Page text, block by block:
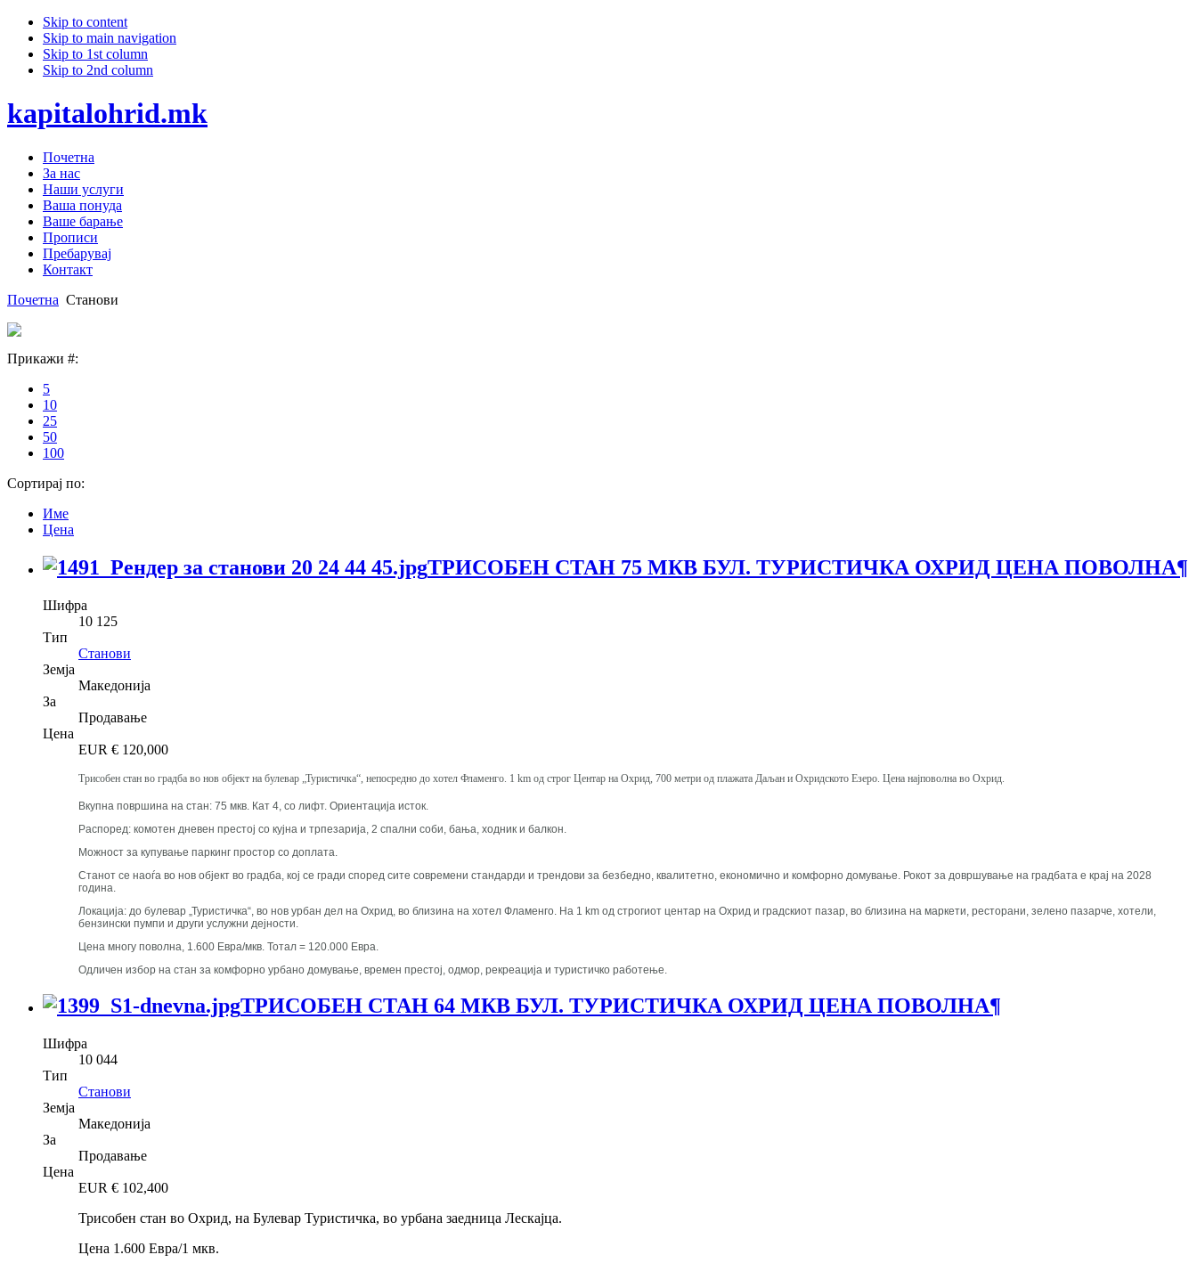
Skip to content
Skip to main navigation
Skip to 1st column
Skip to 2nd column
kapitalohrid.mk
Почетна
За нас
Наши услуги
Ваша понуда
Ваше барање
Прописи
Пребарувај
Контакт
Почетна Станови
Прикажи #:
5
10
25
50
100
Сортирај по:
Име
Цена
ТРИСОБЕН СТАН 75 МКВ БУЛ. ТУРИСТИЧКА ОХРИД ЦЕНА ПОВОЛНА¶
Шифра
10 125
Тип
Станови
Земја
Македонија
За
Продавање
Цена
EUR € 120,000
Трисобен стан во градба во нов објект на булевар „Туристичка“, непосредно до хотел Фламенго. 1 km од строг Центар на Охрид, 700 метри од плажата Даљан и Охридското Езеро. Цена најповолна во Охрид.
Вкупна површина на стан: 75 мкв. Кат 4, со лифт. Ориентација исток.
Распоред: комотен дневен престој со кујна и трпезарија, 2 спални соби, бања, ходник и балкон.
Можност за купување паркинг простор со доплата.
Станот се наоѓа во нов објект во градба, кој се гради според сите современи стандарди и трендови за безбедно, квалитетно, економично и комфорно домување. Рокот за довршување на градбата е крај на 2028
година.
Локација: до булевар „Туристичка“, во нов урбан дел на Охрид, во близина на хотел Фламенго. На 1 km од строгиот центар на Охрид и градскиот пазар, во близина на маркети, ресторани, зелено пазарче, хотели,
бензински пумпи и други услужни дејности.
Цена многу поволна, 1.600 Евра/мкв. Тотал = 120.000 Евра.
Одличен избор на стан за комфорно урбано домување, времен престој, одмор, рекреација и туристичко работење.
ТРИСОБЕН СТАН 64 МКВ БУЛ. ТУРИСТИЧКА ОХРИД ЦЕНА ПОВОЛНА¶
Шифра
10 044
Тип
Станови
Земја
Македонија
За
Продавање
Цена
EUR € 102,400
Трисобен стан во Охрид, на Булевар Туристичка, во урбана заедница Лескајца.
Цена 1.600 Евра/1 мкв.